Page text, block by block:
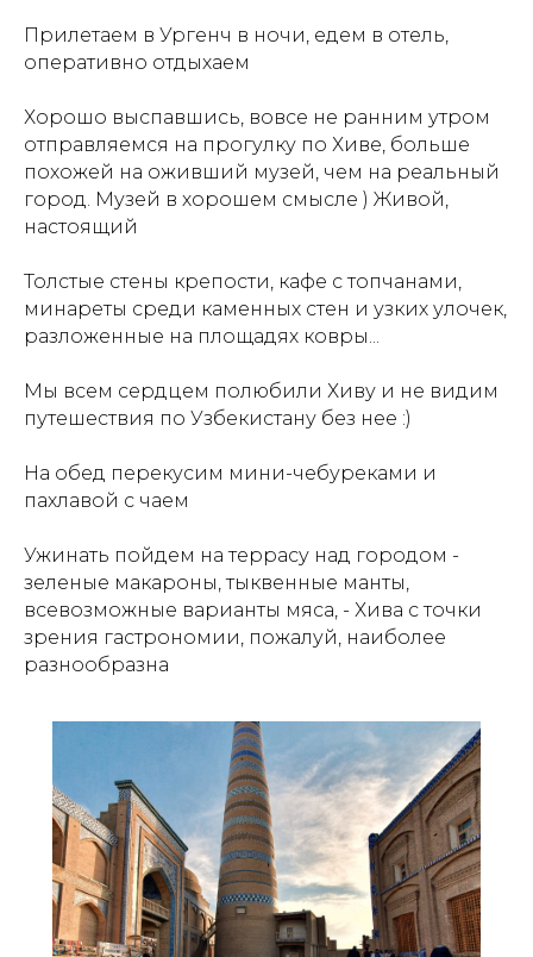
Прилетаем в Ургенч в ночи, едем в отель,
оперативно отдыхаем
Хорошо выспавшись, вовсе не ранним утром
отправляемся на прогулку по Хиве, больше
похожей на оживший музей, чем на реальный
город. Музей в хорошем смысле ) Живой,
настоящий
Толстые стены крепости, кафе с топчанами,
минареты среди каменных стен и узких улочек,
разложенные на площадях ковры...
Мы всем сердцем полюбили Хиву и не видим
путешествия по Узбекистану без нее :)
На обед перекусим мини-чебуреками и
пахлавой с чаем
Ужинать пойдем на террасу над городом -
зеленые макароны, тыквенные манты,
всевозможные варианты мяса, - Хива с точки
зрения гастрономии, пожалуй, наиболее
разнообразна